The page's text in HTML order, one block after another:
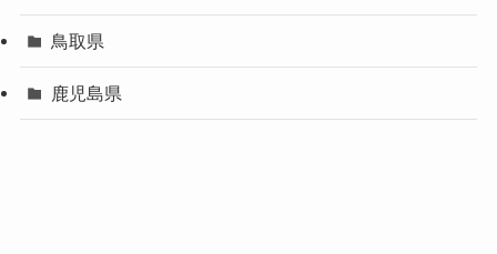
鳥取県
鹿児島県